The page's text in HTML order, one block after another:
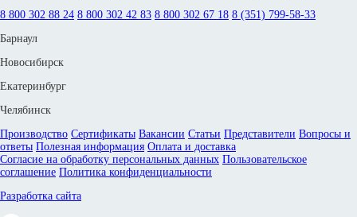
8 800 302 88 24 8 800 302 42 83 8 800 302 67 18 8 (351) 799-58-33
Барнаул
Новосибирск
Екатеринбург
Челябинск
Производство Сертификаты Вакансии Статьи Представители Вопросы и
ответы Полезная информация Оплата и доставка
Согласие на обработку персональных данных Пользовательское
соглашение Политика конфиденциальности
Разработка сайта